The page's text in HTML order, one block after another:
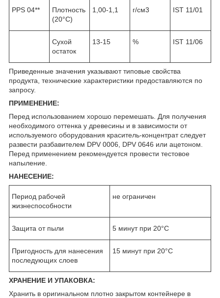
PPS 04**
Плотность
(20°C)
1,00-1,1 г/см3 IST 11/01
Сухой
остаток
13-15 % IST 11/06
Приведенные значения указывают типовые свойства
продукта, технические характеристики предоставляются по
запросу.
ПРИМЕНЕНИЕ:
Перед использованием хорошо перемешать. Для получения
необходимого оттенка у древесины и в зависимости от
используемого оборудования краситель-концентрат следует
развести разбавителем DPV 0006, DPV 0646 или ацетоном.
Перед применением рекомендуется провести тестовое
напыление.
НАНЕСЕНИЕ:
Период рабочей
жизнеспособности
не ограничен
Защита от пыли 5 минут при 20°C
Пригодность для нанесения
последующих слоев
15 минут при 20°C
ХРАНЕНИЕ И УПАКОВКА:
Хранить в оригинальном плотно закрытом контейнере в